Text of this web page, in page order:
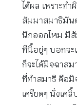
ได้ผล เพราะท
สัมมาสมาธิมัน
นึกออกไหม มี
ทีนี้อยู่ๆ บอกจะ
ก็จะได้มิจฉาส
ที่ทำสมาธิ คือมิ
เครียดๆ นั่งเค